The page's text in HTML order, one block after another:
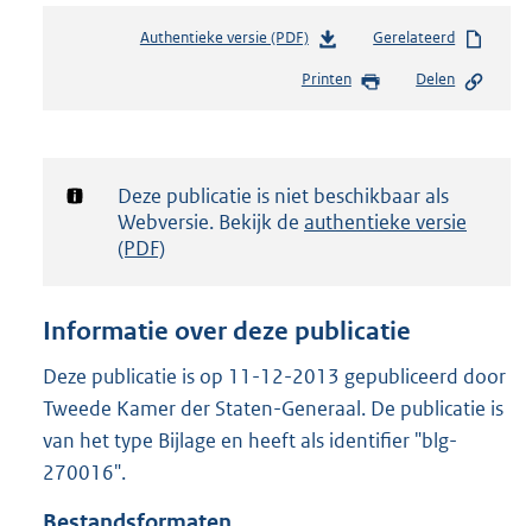
Authentieke versie (PDF)b
s
d
g
t
e
:
1
Gerelateerd
Printen Delen
Notificatie:
Deze publicatie is niet beschikbaar als
Webversie. Bekijk de authentieke versie
(PDF)
Informatie over deze publicatie
Deze publicatie is op 11-12-2013 gepubliceerd door
Tweede Kamer der Staten-Generaal. De publicatie is
van het type Bijlage en heeft als identifier "blg-
270016".